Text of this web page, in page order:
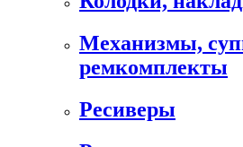
Механизмы,
ремкомплекты
Ресиверы